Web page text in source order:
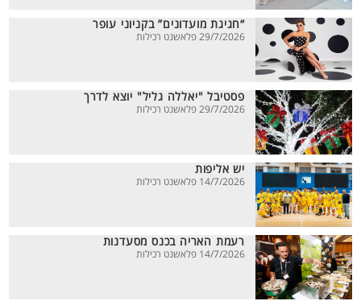
“חגיגת מועדונים” בקניוני עופר
29/7/2026 פלאשנט רכילות
פסטיבל "יאללה גליל" יוצא לדרך
29/7/2026 פלאשנט רכילות
יש אליפות
14/7/2026 פלאשנט רכילות
רעמת האריה בכנס מסעדנות
14/7/2026 פלאשנט רכילות